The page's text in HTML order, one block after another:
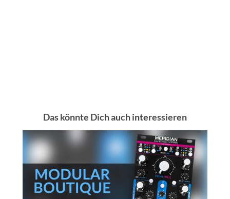
Das könnte Dich auch interessieren